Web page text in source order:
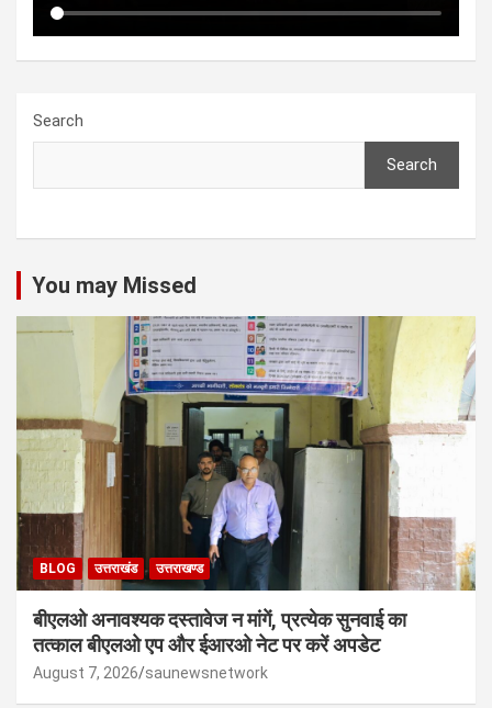
Search
Search
You may Missed
BLOG उत्तराखंड उत्तराखण्ड
बीएलओ अनावश्यक दस्तावेज न मांगें, प्रत्येक सुनवाई का
तत्काल बीएलओ एप और ईआरओ नेट पर करें अपडेट
August 7, 2026 saunewsnetwork